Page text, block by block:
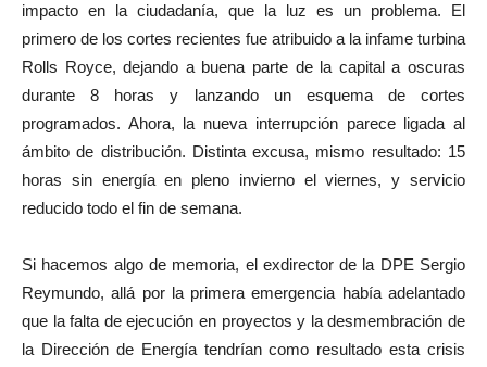
impacto en la ciudadanía, que la luz es un problema. El
primero de los cortes recientes fue atribuido a la infame turbina
Rolls Royce, dejando a buena parte de la capital a oscuras
durante 8 horas y lanzando un esquema de cortes
programados. Ahora, la nueva interrupción parece ligada al
ámbito de distribución. Distinta excusa, mismo resultado: 15
horas sin energía en pleno invierno el viernes, y servicio
reducido todo el fin de semana.
Si hacemos algo de memoria, el exdirector de la DPE Sergio
Reymundo, allá por la primera emergencia había adelantado
que la falta de ejecución en proyectos y la desmembración de
la Dirección de Energía tendrían como resultado esta crisis